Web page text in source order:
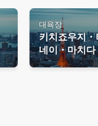
대욕장
키치죠우지
네이・마치다